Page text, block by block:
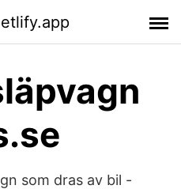
som dras av bil -